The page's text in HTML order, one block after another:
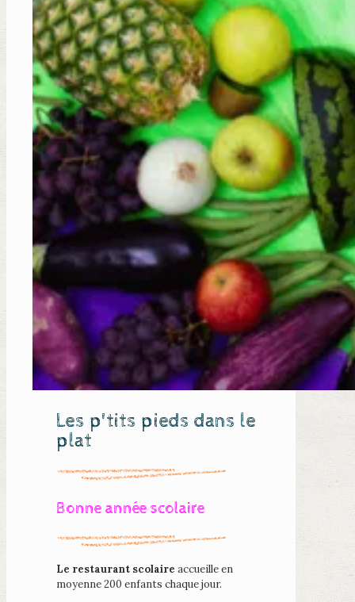
Les p'tits pieds dans le
plat
Bonne année scolaire
Le restaurant scolaire accueille en
moyenne200 enfants chaque jour.